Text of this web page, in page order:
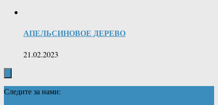
АПЕЛЬСИНОВОЕ ДЕРЕВО
21.02.2023
Следите за нами: